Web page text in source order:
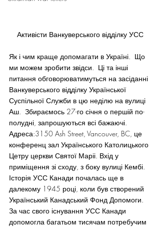
Активісти Ванкуверського відділку УСС
Як і чим краще допомагати в Україні.  Що
ми можем зробити звідси.  Ці та інші
питання обговорюватимуться на засіданні
Ванкуверського відділку Української
Суспільної Служби в цю неділю на вулиці
Аш.  Збираємось 27-го січня о першій по-
полудні, запрошуються всі бажаючі.
Адреса:3150 Ash Street, Vancouver, BC, це
конференц зал Українського Католицького
Цетру церкви Святої Маріі. Вхід у
приміщення зі сходу, з боку вулиці Кембі.
Історія УСС Канади почалась ще в
далекому 1945 році, коли був створений
Український Канадський Фонд Допомоги.
За час свого існування УСС Канади
допомогла багатьом тисячам потребучим